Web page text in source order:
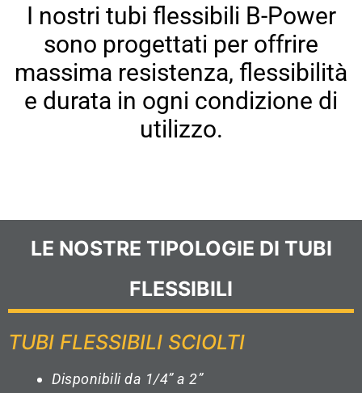
I nostri tubi flessibili B-Power
sono progettati per offrire
massima resistenza, flessibilità
e durata in ogni condizione di
utilizzo.
LE NOSTRE TIPOLOGIE DI TUBI
FLESSIBILI
TUBI FLESSIBILI SCIOLTI
Disponibili da 1/4” a 2”